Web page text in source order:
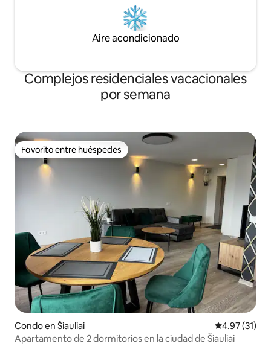
Aire acondicionado
Complejos residenciales vacacionales
por semana
Favorito entre huéspedes
Favorito entre huéspedes
Condo en Šiauliai Calificación
4.97 (31)
Apartamento de 2 dormitorios en la ciudad de Šiauliai